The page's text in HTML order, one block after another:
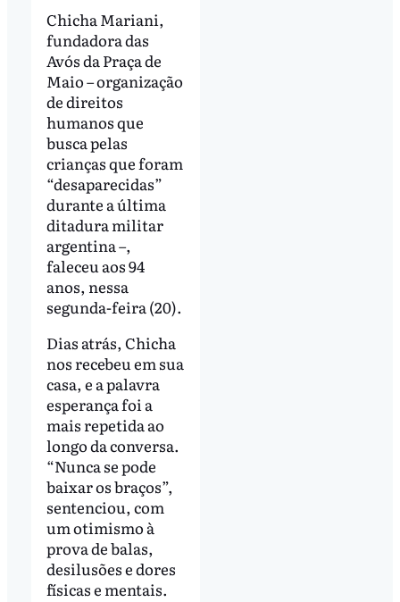
Chicha Mariani,
fundadora das
Avós da Praça de
Maio – organização
de direitos
humanos que
busca pelas
crianças que foram
“desaparecidas”
durante a última
ditadura militar
argentina –,
faleceu aos 94
anos, nessa
segunda-feira (20).
Dias atrás, Chicha
nos recebeu em sua
casa, e a palavra
esperança foi a
mais repetida ao
longo da conversa.
“Nunca se pode
baixar os braços”,
sentenciou, com
um otimismo à
prova de balas,
desilusões e dores
físicas e mentais.